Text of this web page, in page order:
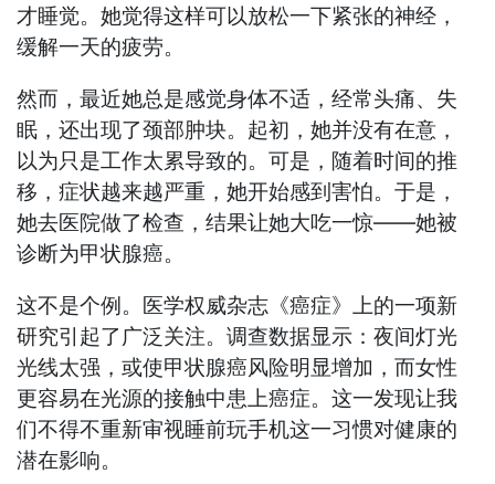
才睡觉。她觉得这样可以放松一下紧张的神经，
缓解一天的疲劳。
然而，最近她总是感觉身体不适，经常头痛、失
眠，还出现了颈部肿块。起初，她并没有在意，
以为只是工作太累导致的。可是，随着时间的推
移，症状越来越严重，她开始感到害怕。于是，
她去医院做了检查，结果让她大吃一惊——她被
诊断为甲状腺癌。
这不是个例。医学权威杂志《癌症》上的一项新
研究引起了广泛关注。调查数据显示：夜间灯光
光线太强，或使甲状腺癌风险明显增加，而女性
更容易在光源的接触中患上癌症。这一发现让我
们不得不重新审视睡前玩手机这一习惯对健康的
潜在影响。